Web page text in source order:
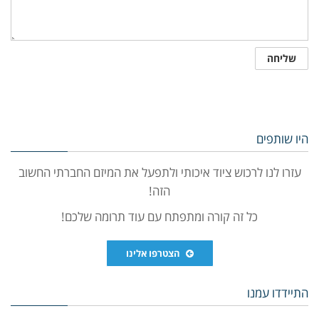
היו שותפים
עזרו לנו לרכוש ציוד איכותי ולתפעל את המיזם החברתי החשוב
הזה!
כל זה קורה ומתפתח עם עוד תרומה שלכם!
הצטרפו אלינו
התיידדו עמנו